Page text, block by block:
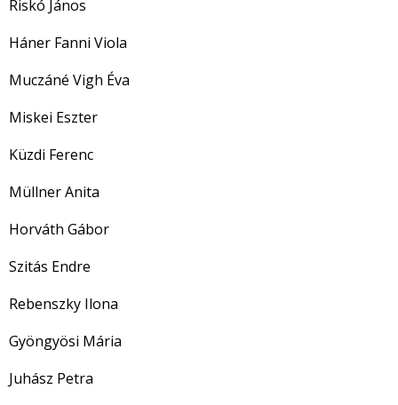
Riskó János
Háner Fanni Viola
Muczáné Vigh Éva
Miskei Eszter
Küzdi Ferenc
Müllner Anita
Horváth Gábor
Szitás Endre
Rebenszky Ilona
Gyöngyösi Mária
Juhász Petra